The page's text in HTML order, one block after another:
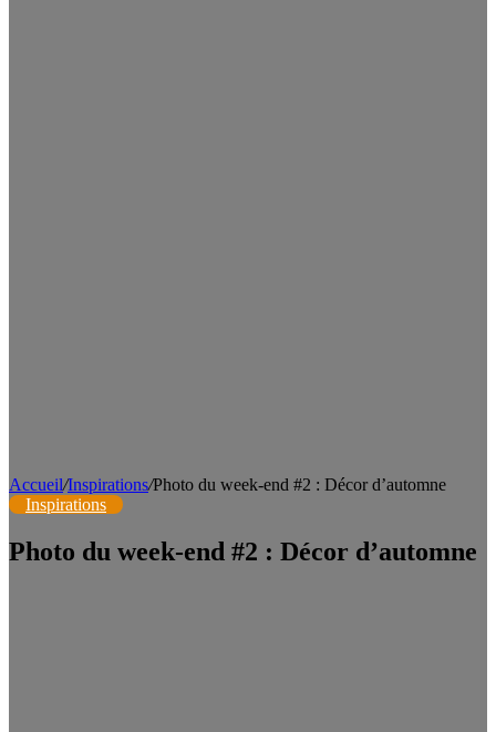
Accueil/Inspirations/Photo du week-end #2 : Décor d’automne
Inspirations
Photo du week-end #2 : Décor d’automne